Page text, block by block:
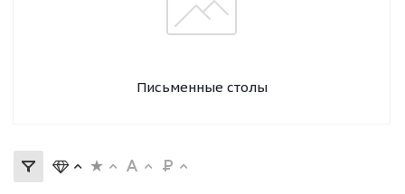
Письменные столы